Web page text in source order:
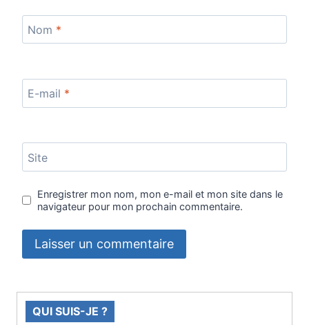
Nom *
E-mail *
Site
Enregistrer mon nom, mon e-mail et mon site dans le
navigateur pour mon prochain commentaire.
QUI SUIS-JE ?